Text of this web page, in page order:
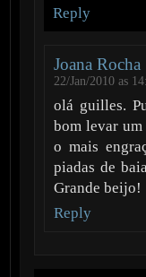
Reply
Joana Rocha
22/Jan/2010 as
olá guilles.
bom levar
o mais
piadas de
Grande beijo!
Reply